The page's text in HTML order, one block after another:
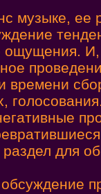
музыке,
И,
времени
раздел для